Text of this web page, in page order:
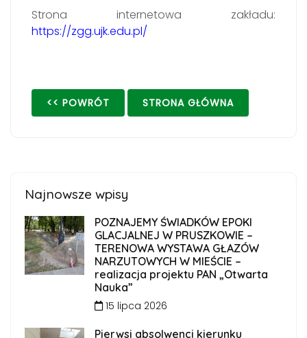
Strona internetowa zakładu:
https://zgg.ujk.edu.pl/
<< POWRÓT STRONA GŁÓWNA
Najnowsze wpisy
POZNAJEMY ŚWIADKÓW EPOKI
GLACJALNEJ W PRUSZKOWIE –
TERENOWA WYSTAWA GŁAZÓW
NARZUTOWYCH W MIEŚCIE –
realizacja projektu PAN „Otwarta
Nauka”
15 lipca 2026
Pierwsi absolwenci kierunku